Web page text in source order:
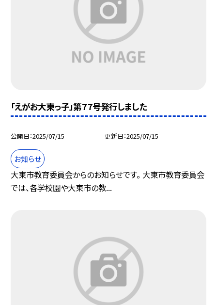
「えがお大東っ子」第７7号発行しました
公開日 2025/07/15 更新日 2025/07/15
お知らせ
大東市教育委員会からのお知らせです。 大東市教育委員会
では、各学校園や大東市の教...